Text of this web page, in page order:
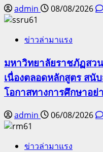
admin 08/08/2026
ข่าวล่ามาแรง
มหาวิทยาลัยราชภัฏสว
เนื่องตลอดหลักสูตร สนั
โอกาสทางการศึกษาอย่
admin 06/08/2026
ข่าวล่ามาแรง